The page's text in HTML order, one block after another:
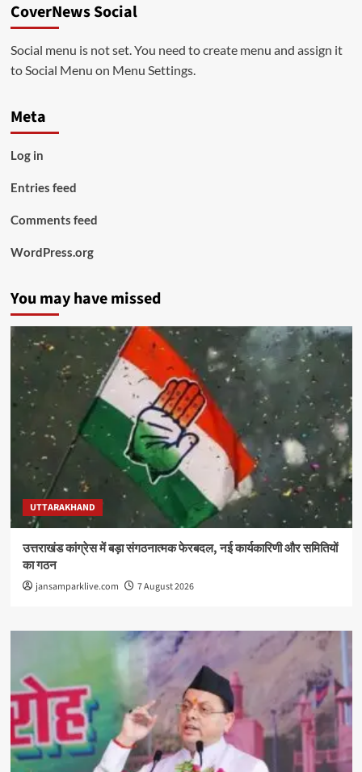
CoverNews Social
Social menu is not set. You need to create menu and assign it
to Social Menu on Menu Settings.
Meta
Log in
Entries feed
Comments feed
WordPress.org
You may have missed
UTTARAKHAND
उत्तराखंड कांग्रेस में बड़ा संगठनात्मक फेरबदल, नई कार्यकारिणी और समितियों
का गठन
jansamparklive.com 7 August 2026